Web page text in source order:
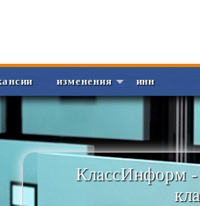
изменения инн
КлассИнформ -